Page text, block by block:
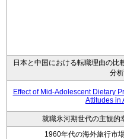
日本と中国における転職理由の
分
Effect of Mid-Adolescent Dietary
Attitudes in
就職氷河期世代の主観的
1960年代の海外旅行市